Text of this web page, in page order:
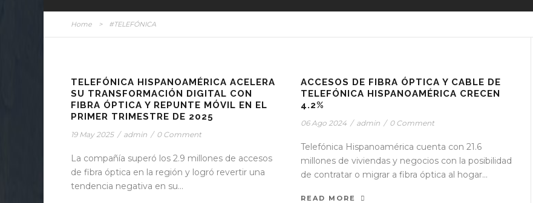
Home > #TELEFÓNICA
TELEFÓNICA HISPANOAMÉRICA ACELERA
SU TRANSFORMACIÓN DIGITAL CON
FIBRA ÓPTICA Y REPUNTE MÓVIL EN EL
PRIMER TRIMESTRE DE 2025
19 May 2025 / admin / 0 Comment
La compañía superó los 2.9 millones de accesos
de fibra óptica en la región y logró revertir una
tendencia negativa en su...
ACCESOS DE FIBRA ÓPTICA Y CABLE DE
TELEFÓNICA HISPANOAMÉRICA CRECEN
4.2%
06 Ago 2024 / admin / 0 Comment
Telefónica Hispanoamérica cuenta con 21.6
millones de viviendas y negocios con la posibilidad
de contratar o migrar a fibra óptica al hogar...
READ MORE